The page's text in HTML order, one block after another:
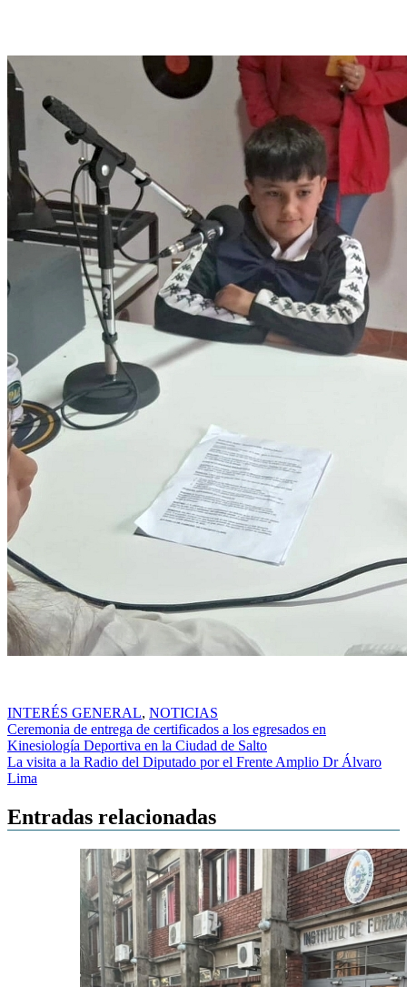
INTERÉS GENERAL, NOTICIAS
Navegación
de
entradas
Ceremonia de entrega de certificados a los egresados en
Kinesiología Deportiva en la Ciudad de Salto
La visita a la Radio del Diputado por el Frente Amplio Dr Álvaro
Lima
Entradas relacionadas